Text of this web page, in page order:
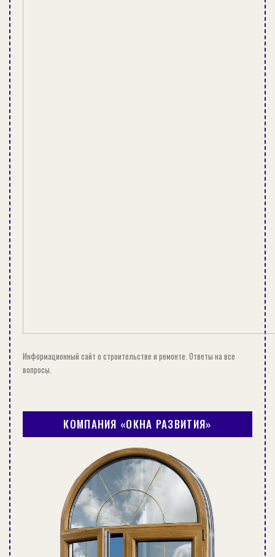
Информационный сайт о строительстве и ремонте. Ответы на все
вопросы.
КОМПАНИЯ «ОКНА РАЗВИТИЯ»